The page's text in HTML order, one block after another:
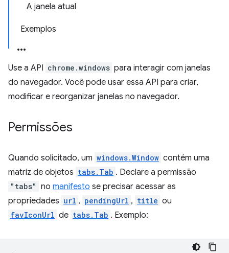
A janela atual
Exemplos
Use a API chrome.windows para interagir com janelas
do navegador. Você pode usar essa API para criar,
modificar e reorganizar janelas no navegador.
Permissões
Quando solicitado, um windows.Window contém uma
matriz de objetos tabs.Tab . Declare a permissão
"tabs" no manifesto se precisar acessar as
propriedades url , pendingUrl , title ou
favIconUrl de tabs.Tab . Exemplo: